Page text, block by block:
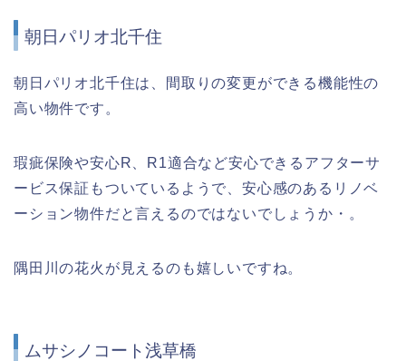
朝日パリオ北千住
朝日パリオ北千住は、間取りの変更ができる機能性の
高い物件です。
瑕疵保険や安心R、R1適合など安心できるアフターサ
ービス保証もついているようで、安心感のあるリノベ
ーション物件だと言えるのではないでしょうか・。
隅田川の花火が見えるのも嬉しいですね。
ムサシノコート浅草橋